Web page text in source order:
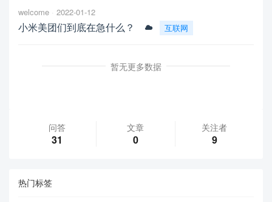
welcome 2022-01-12
小米美团们到底在急什么？ 互联网
暂无更多数据
问答
31
文章
0
关注者
9
热门标签